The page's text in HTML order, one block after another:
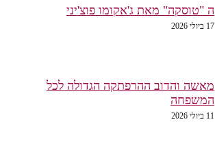
ה "טוסקה" מאת ג'אקומו פוצ'יני
17 ביולי 2026
מאשה והדוב ההרפתקה הגדולה לכל
המשפחה
11 ביולי 2026